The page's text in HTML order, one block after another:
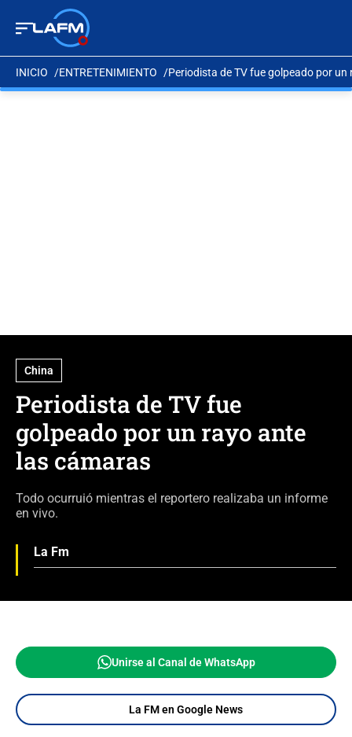
INICIO ENTRETENIMIENTO Periodista de TV fue golpeado por
China
Periodista de TV fue
golpeado por un rayo ante
las cámaras
Todo ocurruió mientras el reportero realizaba un informe
en vivo.
La Fm
Unirse al Canal de WhatsApp
La FM en Google News